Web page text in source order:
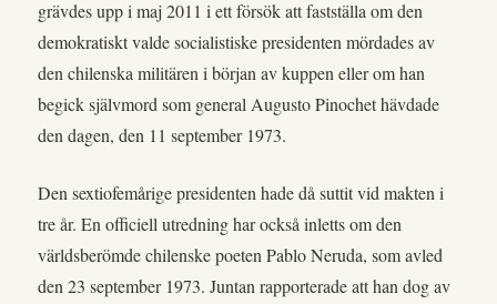
grävdes upp i maj 2011 i ett försök att fastställa om den
demokratiskt valde socialistiske presidenten mördades av
den chilenska militären i början av kuppen eller om han
begick självmord som general Augusto Pinochet hävdade
den dagen, den 11 september 1973.
Den sextiofemårige presidenten hade då suttit vid makten i
tre år. En officiell utredning har också inletts om den
världsberömde chilenske poeten Pablo Neruda, som avled
den 23 september 1973. Juntan rapporterade att han dog av